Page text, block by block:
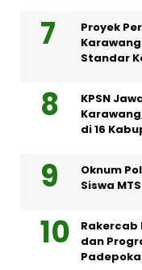
Proyek
Standar
KPSN
di 16
Oknum
Siswa
Rakercab
dan